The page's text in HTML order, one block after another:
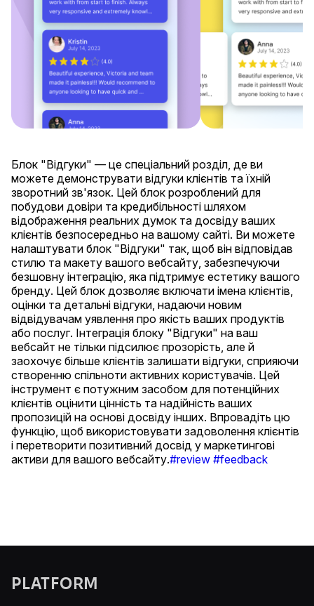
Блок "Відгуки" — це спеціальний розділ, де ви
можете демонструвати відгуки клієнтів та їхній
зворотний зв'язок. Цей блок розроблений для
побудови довіри та кредибільності шляхом
відображення реальних думок та досвіду ваших
клієнтів безпосередньо на вашому сайті. Ви можете
налаштувати блок "Відгуки" так, щоб він відповідав
стилю та макету вашого вебсайту, забезпечуючи
безшовну інтеграцію, яка підтримує естетику вашого
бренду. Цей блок дозволяє включати імена клієнтів,
оцінки та детальні відгуки, надаючи новим
відвідувачам уявлення про якість ваших продуктів
або послуг. Інтеграція блоку "Відгуки" на ваш
вебсайт не тільки підсилює прозорість, але й
заохочує більше клієнтів залишати відгуки, сприяючи
створенню спільноти активних користувачів. Цей
інструмент є потужним засобом для потенційних
клієнтів оцінити цінність та надійність ваших
пропозицій на основі досвіду інших. Впровадіть цю
функцію, щоб використовувати задоволення клієнтів
і перетворити позитивний досвід у маркетингові
активи для вашого вебсайту.#review #feedback
PLATFORM